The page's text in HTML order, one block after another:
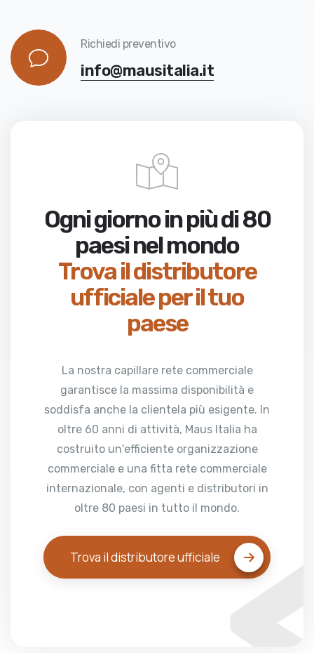
Richiedi preventivo
info@mausitalia.it
Ogni giorno in più di 80
paesi nel mondo
Trova il distributore
ufficiale per il tuo
paese
La nostra capillare rete commerciale
garantisce la massima disponibilità e
soddisfa anche la clientela più esigente. In
oltre 60 anni di attività, Maus Italia ha
costruito un'efficiente organizzazione
commerciale e una fitta rete commerciale
internazionale, con agenti e distributori in
oltre 80 paesi in tutto il mondo.
Trova il distributore ufficiale